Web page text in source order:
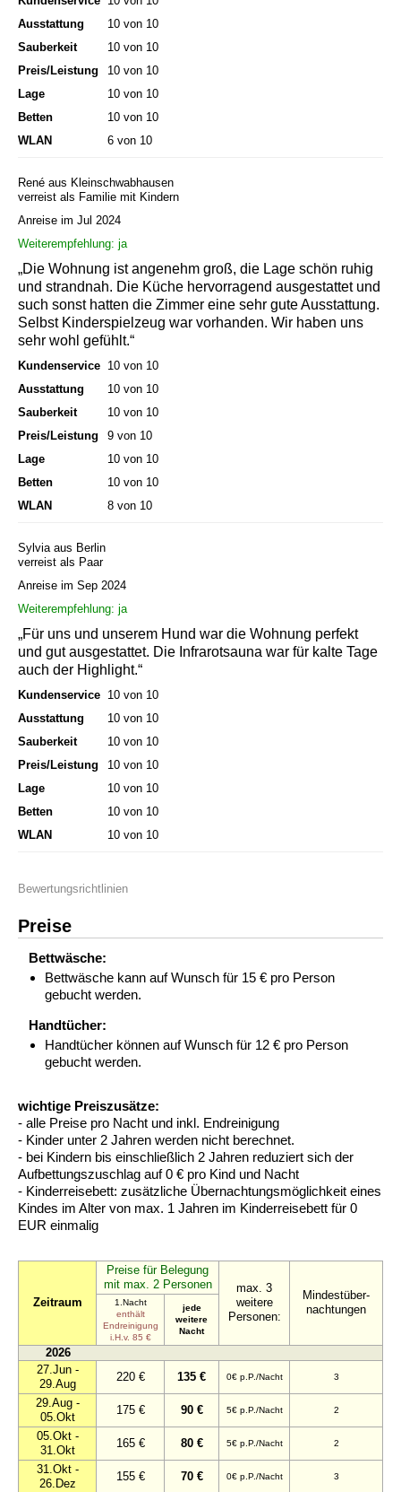
Ausstattung
10 von 10
Sauberkeit
10 von 10
Preis/Leistung
10 von 10
Lage
10 von 10
Betten
10 von 10
WLAN
6 von 10
René aus Kleinschwabhausen
verreist als Familie mit Kindern
Anreise im Jul 2024
Weiterempfehlung: ja
„Die Wohnung ist angenehm groß, die Lage schön ruhig
und strandnah. Die Küche hervorragend ausgestattet und
such sonst hatten die Zimmer eine sehr gute Ausstattung.
Selbst Kinderspielzeug war vorhanden. Wir haben uns
sehr wohl gefühlt.“
Kundenservice 10 von 10
Ausstattung
10 von 10
Sauberkeit
10 von 10
Preis/Leistung
9 von 10
Lage
10 von 10
Betten
10 von 10
WLAN
8 von 10
Sylvia aus Berlin
verreist als Paar
Anreise im Sep 2024
Weiterempfehlung: ja
„Für uns und unserem Hund war die Wohnung perfekt
und gut ausgestattet. Die Infrarotsauna war für kalte Tage
auch der Highlight.“
Kundenservice 10 von 10
Ausstattung
10 von 10
Sauberkeit
10 von 10
Preis/Leistung
10 von 10
Lage
10 von 10
Betten
10 von 10
WLAN
10 von 10
Bewertungsrichtlinien
Preise
Bettwäsche:
Bettwäsche kann auf Wunsch für 15 € pro Person
gebucht werden.
Handtücher:
Handtücher können auf Wunsch für 12 € pro Person
gebucht werden.
wichtige Preiszusätze:
- alle Preise pro Nacht und inkl. Endreinigung
- Kinder unter 2 Jahren werden nicht berechnet.
- bei Kindern bis einschließlich 2 Jahren reduziert sich der
Aufbettungszuschlag auf 0 € pro Kind und Nacht
- Kinderreisebett: zusätzliche Übernachtungsmöglichkeit eines
Kindes im Alter von max. 1 Jahren im Kinderreisebett für 0
EUR einmalig
Zeitraum
Preise für Belegung
mit max. 2 Personen
max. 3
weitere
Personen:
Mindestüber-
nachtungen
1.Nacht
enthält
Endreinigung
i.H.v. 85 €
jede
weitere
Nacht
2026
27.Jun -
29.Aug
220 € 135 € 0€ p.P./Nacht 3
29.Aug -
05.Okt
175 € 90 € 5€ p.P./Nacht 2
05.Okt -
31.Okt
165 € 80 € 5€ p.P./Nacht 2
31.Okt -
26.Dez
155 € 70 € 0€ p.P./Nacht 3